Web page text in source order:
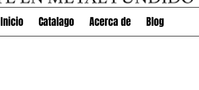
Inicio Catalago Acerca de Blog